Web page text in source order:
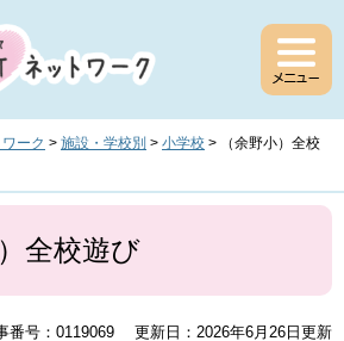
ーク > 施設・学校別 > 小学校 >
（余野小）全校
全校遊び
番号：0119069 更新日：2026年6月26日更新